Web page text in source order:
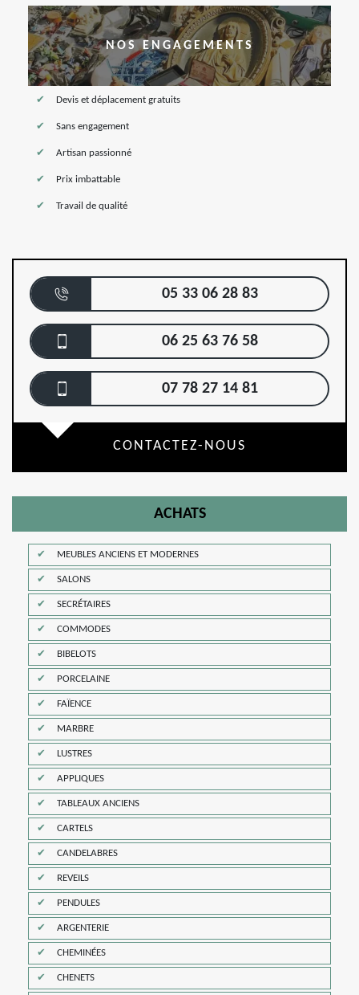
NOS ENGAGEMENTS
Devis et déplacement gratuits
Sans engagement
Artisan passionné
Prix imbattable
Travail de qualité
05 33 06 28 83
06 25 63 76 58
07 78 27 14 81
CONTACTEZ-NOUS
ACHATS
MEUBLES ANCIENS ET MODERNES
SALONS
SECRÉTAIRES
COMMODES
BIBELOTS
PORCELAINE
FAÏENCE
MARBRE
LUSTRES
APPLIQUES
TABLEAUX ANCIENS
CARTELS
CANDELABRES
REVEILS
PENDULES
ARGENTERIE
CHEMINÉES
CHENETS